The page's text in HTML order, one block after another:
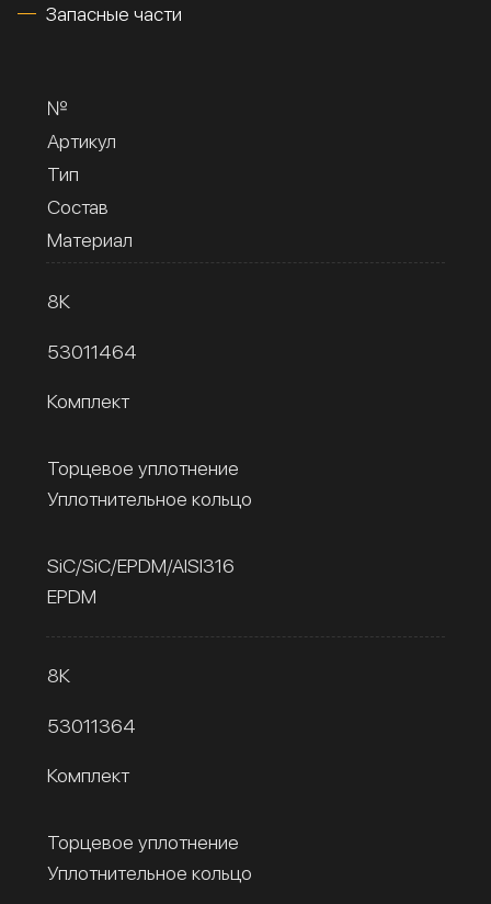
Запасные части
№
Артикул
Тип
Состав
Материал
8К
53011464
Комплект
Торцевое уплотнение
Уплотнительное кольцо
SiC/SiC/EPDM/AISI316
EPDM
8К
53011364
Комплект
Торцевое уплотнение
Уплотнительное кольцо